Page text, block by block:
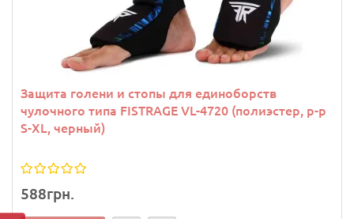
Защита голени и стопы для единоборств
чулочного типа FISTRAGE VL-4720 (полиэстер, р-р
S-XL, черный)
588грн.